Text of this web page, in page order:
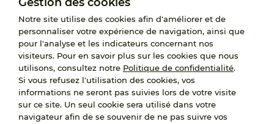
Notre site utilise des cookies afin d'améliorer et de
personnaliser votre expérience de navigation, ainsi que
pour l'analyse et les indicateurs concernant nos
visiteurs. Pour en savoir plus sur les cookies que nous
utilisons, consultez notre Politique de confidentialité.
Si vous refusez l'utilisation des cookies, vos
informations ne seront pas suivies lors de votre visite
sur ce site. Un seul cookie sera utilisé dans votre
navigateur afin de se souvenir de ne pas suivre vos
Le Groupement d’Intérêt Public France Enfance Protégée, créé le 5
janvier 2023, a pour objet d’assurer les missions de service public du
119, d’accompagnement des adoptants et de traitement des
demandes d’accès aux origines personnelles. France Enfance
Protégée est également un observatoire et une ressource pour
l’ensemble des professionnels, ainsi qu’un appui à l’élaboration de la
politique publique à travers le soutien à l’activité des conseils
nationaux.
RECRUTEMENT